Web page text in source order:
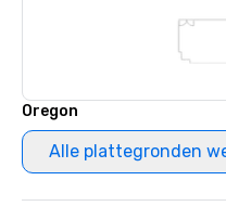
Oregon
Alle plattegronden